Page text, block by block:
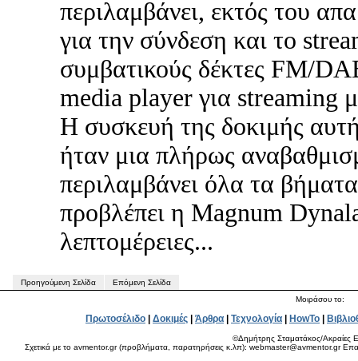
περιλαμβάνει, εκτός του
για την σύνδεση και το
συμβατικούς δέκτες FM/
media player για streaming
Η συσκευή της δοκιμής
ήταν μια πλήρως
περιλαμβάνει όλα τα
προβλέπει η Magnum
λεπτομέρειες...
Προηγούμενη Σελίδα
Επόμενη Σελίδα
Μοιράσου το:
Πρωτοσέλιδο | Δοκιμές | Άρθρα | Τεχνολογία | HowTo |
©Δημήτρης Σταματάκος/Ακραίες
Σχετικά με το avmentor.gr (προβλήματα, παρατηρήσεις κ.λπ): webmaster@avmentor.gr